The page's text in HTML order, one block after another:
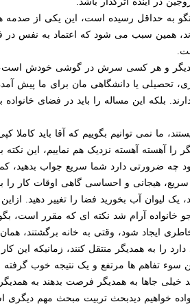
به حداقل رسیده است، این یکی از صدمه
همین سبب می شود که اعتماد به نفس در
و هر کسی سرش در گوشی خودش است،
تحصیلی یا دانشگاهی مان برای ما پیش
بلکه این مساله را باید در فضای خانواده
نمی توانیم بگوییم که آقا باید کاملا
را آهسته آهسته نزدیک هم نماییم، این
چه ضرورتی دارد شما سریع جواب بدهید،
هیجانی و احساسی گاهی اوقات کار را
یک لیوان آب بخورید فضا را تغییر دهید.
آرام شد نکته ای که مقرر است،
ایجاد شود، وقتی به خانه برگشتند،
به همدیگر منتقل کنند، زمانیکه این
سوء تفاهم ها مرتفع و یک نتیجه خوب
خیلی جاها به همدیگر فرصت بدهند به
خواهیم دیدبحث تربیت مبحث مهم دیگری